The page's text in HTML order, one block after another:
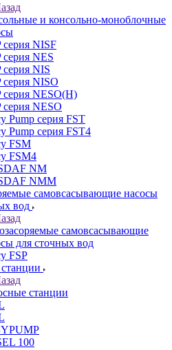
и консольно-моноблочные
серия NISF
серия NES
серия NIS
серия NISO
серия NESO(H)
серия NESO
Pump серия FST
Pump серия FST4
FSM
FSM4
NM
NMM
самовсасывающие насосы
вод
самовсасывающие
для сточных вод
FSP
станции
100